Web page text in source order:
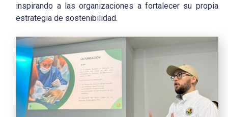
inspirando a las organizaciones a fortalecer su propia
estrategia de sostenibilidad.